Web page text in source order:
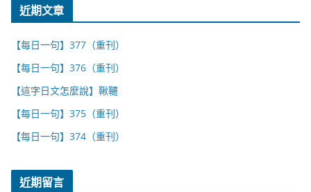
近期文章
【每日一句】377（重刊）
【每日一句】376（重刊）
【這字日文怎麼說】鞦韆
【每日一句】375（重刊）
【每日一句】374（重刊）
近期留言